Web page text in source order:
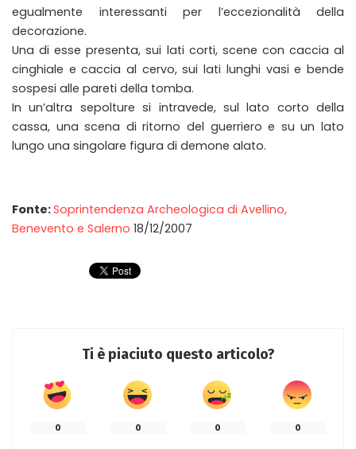
egualmente interessanti per l’eccezionalità della
decorazione.
Una di esse presenta, sui lati corti, scene con caccia al
cinghiale e caccia al cervo, sui lati lunghi vasi e bende
sospesi alle pareti della tomba.
In un’altra sepolture si intravede, sul lato corto della
cassa, una scena di ritorno del guerriero e su un lato
lungo una singolare figura di demone alato.
Fonte:Soprintendenza Archeologica di Avellino,
Benevento e Salerno 18/12/2007
Ti è piaciuto questo articolo?
0 0 0 0